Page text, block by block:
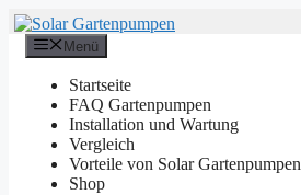
Zum
Inhalt
springen
Menü
Startseite
FAQ Gartenpumpen
Installation und Wartung
Vergleich
Vorteile von Solar Gartenpumpen
Shop